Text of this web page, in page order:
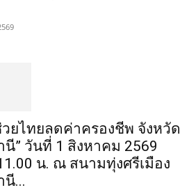
วยไทยลดค่าครองชีพ จังหวัด
นี” วันที่ 1 สิงหาคม 2569
น. ณ สนามทุ่งศรีเมือง
นี...